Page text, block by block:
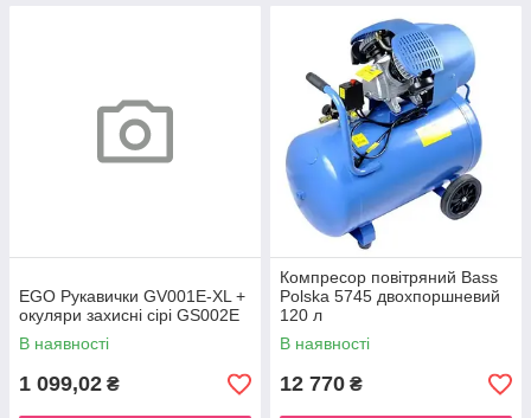
EGO Рукавички GV001E-XL +
окуляри захисні сірі GS002E
В наявності
1 099,02 ₴
Компресор повітряний Bass
Polska 5745 двохпоршневий
120 л
В наявності
12 770 ₴